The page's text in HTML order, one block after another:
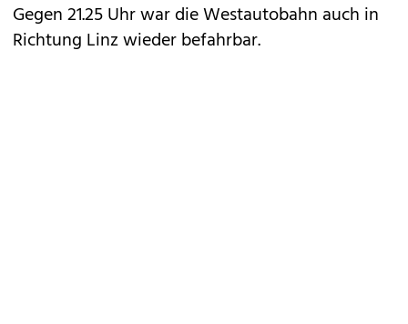
Gegen 21.25 Uhr war die Westautobahn auch in
Richtung Linz wieder befahrbar.